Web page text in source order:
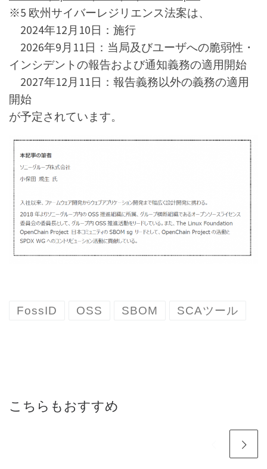
※5 欧州サイバーレジリエンス法案は、
2024年12月10日：施行
2026年9月11日：当局及びユーザへの脆弱性・
インシデントの報告および通知義務の適用開始
2027年12月11日：報告義務以外の義務の適用
開始
が予定されています。
FossID OSS SBOM SCAツール
こちらもおすすめ